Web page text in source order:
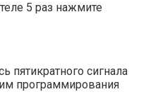
5 раз нажмите
пятикратного сигнала
программирования